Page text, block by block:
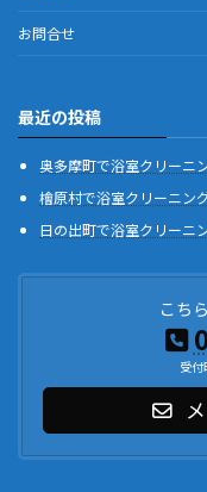
お問合せ
最近の投稿
奥多摩町で浴室クリーニ
檜原村で浴室クリーニン
日の出町で浴室クリーニ
こち
受